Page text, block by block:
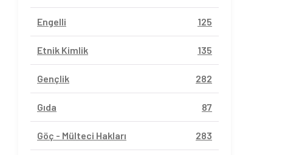
Engelli 125
Etnik Kimlik 135
Gençlik 282
Gıda 87
Göç - Mülteci Hakları 283